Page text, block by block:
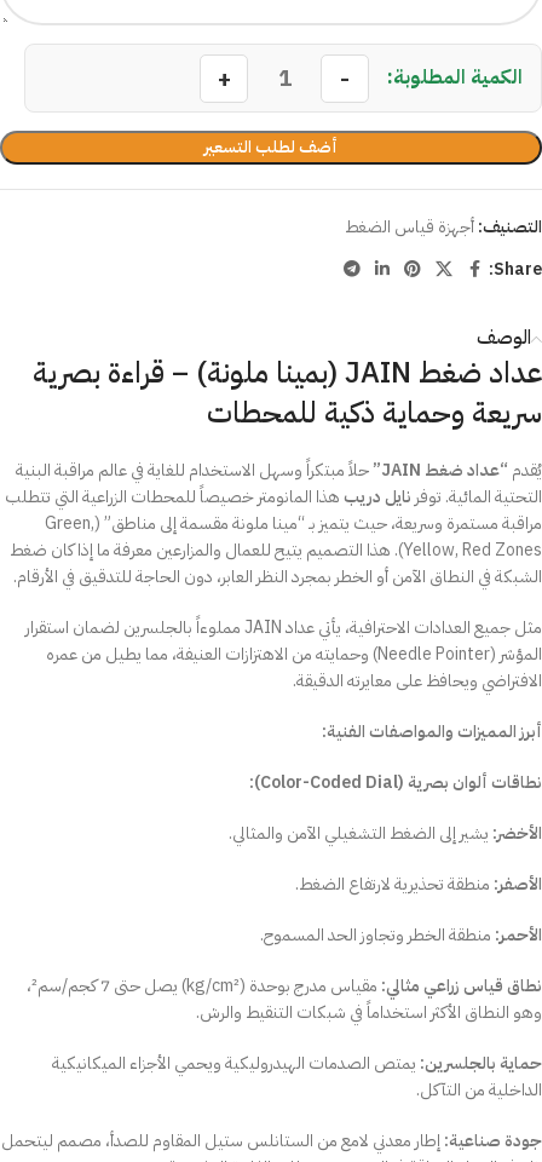
أضف لطلب التسعير
التصنيف:أجهزة قياس الضغط
Share:
الوصف
عداد ضغط JAIN (بمينا ملونة) – قراءة بصرية
سريعة وحماية ذكية للمحطات
يُقدم “عداد ضغط JAIN”
حلاً مبتكراً وسهل الاستخدام للغاية في عالم مراقبة البنية
التحتية المائية. توفر نايل دريب هذا المانومتر خصيصاً للمحطات الزراعية التي تتطلب
مراقبة مستمرة وسريعة، حيث يتميز بـ “مينا ملونة مقسمة إلى مناطق” (Green,
Yellow, Red Zones). هذا التصميم يتيح للعمال والمزارعين معرفة ما إذا كان ضغط
الشبكة في النطاق الآمن أو الخطر بمجرد النظر العابر، دون الحاجة للتدقيق في الأرقام.
مثل جميع العدادات الاحترافية، يأتي عداد JAIN مملوءاً بالجلسرين لضمان استقرار
المؤشر (Needle Pointer) وحمايته من الاهتزازات العنيفة، مما يطيل من عمره
الافتراضي ويحافظ على معايرته الدقيقة.
أبرز المميزات والمواصفات الفنية:
نطاقات ألوان بصرية (Color-Coded Dial):
الأخضر: يشير إلى الضغط التشغيلي الآمن والمثالي.
الأصفر: منطقة تحذيرية لارتفاع الضغط.
الأحمر: منطقة الخطر وتجاوز الحد المسموح.
نطاق قياس زراعي مثالي:
مقياس مدرج بوحدة (kg/cm²) يصل حتى 7 كجم/سم²،
وهو النطاق الأكثر استخداماً في شبكات التنقيط والرش.
حماية بالجلسرين: يمتص الصدمات الهيدروليكية ويحمي الأجزاء الميكانيكية
الداخلية من التآكل.
جودة صناعية: إطار معدني لامع من الستانلس ستيل المقاوم للصدأ، مصمم ليتحمل